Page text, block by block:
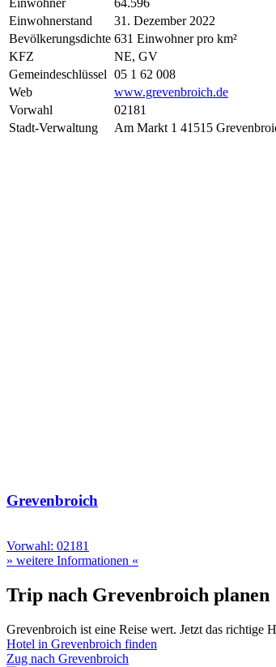
Einwohnerstand
31. Dezember 2022
Bevölkerungsdichte 631 Einwohner pro km²
KFZ
NE, GV
Gemeindeschlüssel 05 1 62 008
Web
www.grevenbroich.de
Vorwahl
02181
Stadt-Verwaltung
Am Markt 1 41515
Grevenbroich
Vorwahl: 02181
» weitere Informationen «
Trip nach Grevenbroich planen
Grevenbroich ist eine Reise wert. Jetzt das richtige
Hotel in Grevenbroich finden
Zug nach Grevenbroich